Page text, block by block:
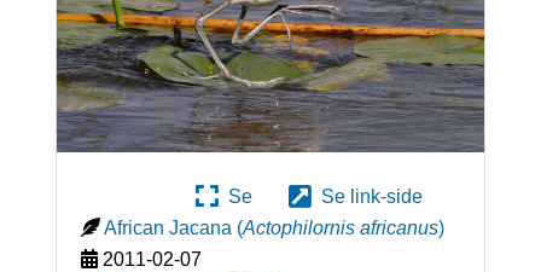
Se
Se link-side
African Jacana (Actophilornis africanus)
2011-02-07